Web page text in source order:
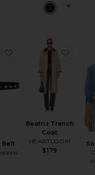
Belt
favoritoStudded Belt
Beatriz Trench
Coat
HEARTLOOM
$179